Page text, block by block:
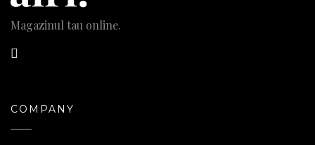
Magazinul tau online.
COMPANY